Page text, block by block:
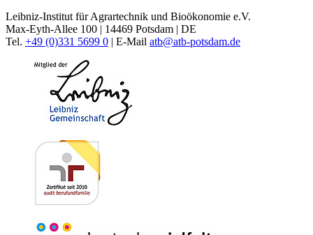
Leibniz-Institut für Agrartechnik und Bioökonomie e.V.
Max-Eyth-Allee 100 | 14469 Potsdam | DE
Tel. +49 (0)331 5699 0 | E-Mail atb@atb-potsdam.de